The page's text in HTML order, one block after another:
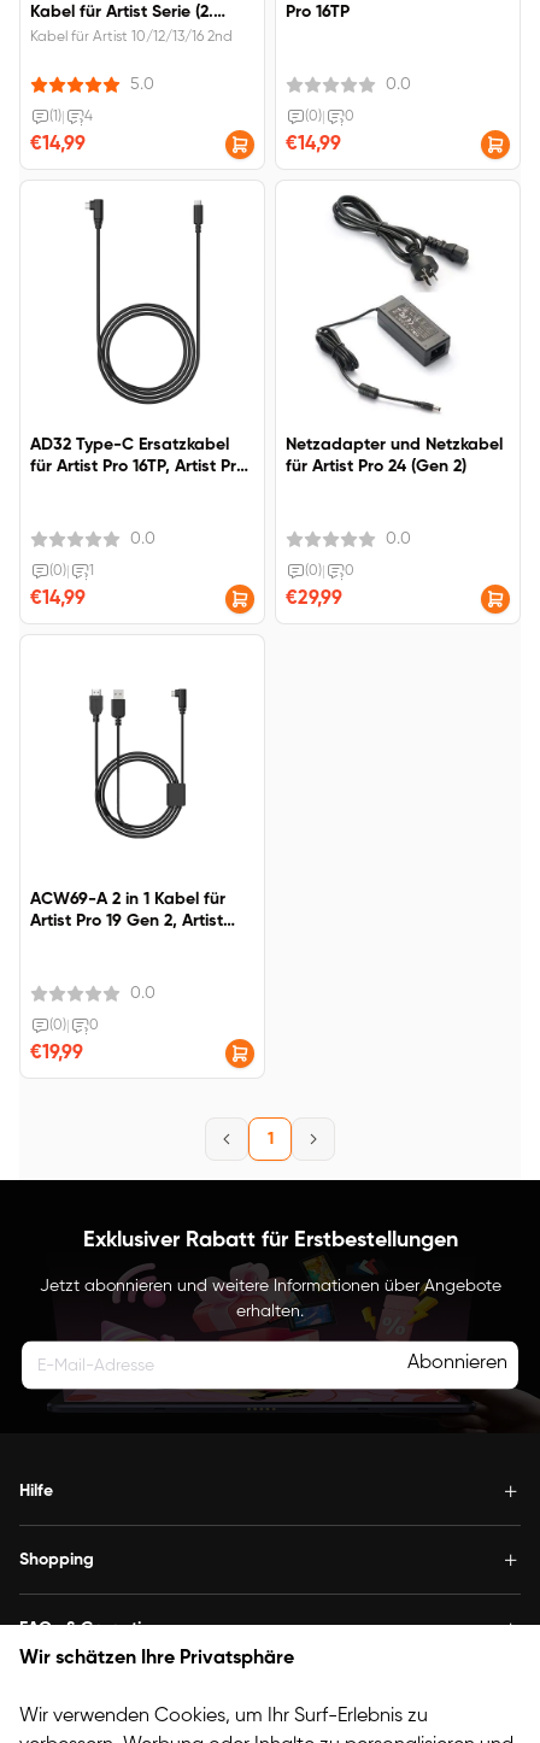
Kabel für Artist Serie (2.
Generation)
Kabel für Artist 10/12/13/16 2nd
5.0
(1) 4
€14,99
Pro 16TP
0.0
(0) 0
€14,99
AD32 Type-C Ersatzkabel
für Artist Pro 16TP, Artist Pro
0.0
(0) 1
€14,99
Netzadapter und Netzkabel
für Artist Pro 24 (Gen 2)
0.0
(0) 0
€29,99
ACW69-A 2 in 1 Kabel für
Artist Pro 19 Gen 2, Artist
0.0
(0) 0
€19,99
1
Exklusiver Rabatt für Erstbestellungen
Jetzt abonnieren und weitere Informationen über Angebote
erhalten.
Abonnieren
Hilfe
Shopping
FAQs & Garantie
Wir schätzen Ihre Privatsphäre
Wir verwenden Cookies, um Ihr Surf-Erlebnis zu